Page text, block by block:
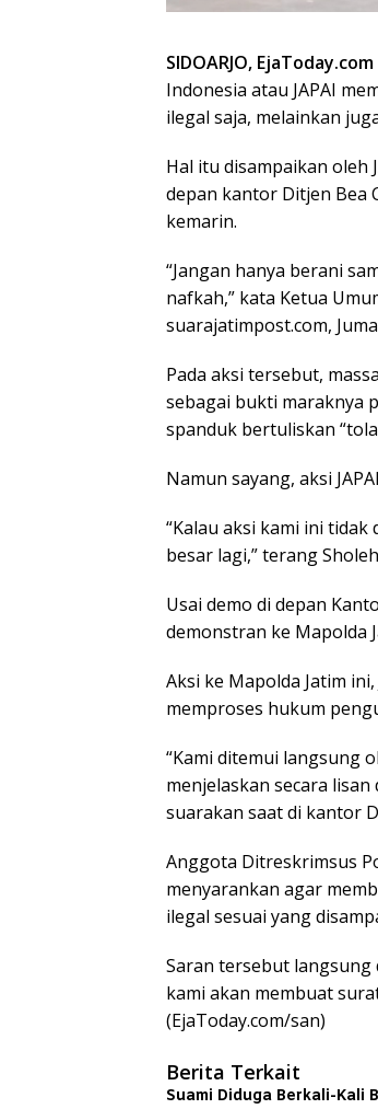
SIDOARJO, EjaToday.com
Indonesia atau JAPAI
ilegal saja, melainkan
Hal itu disampaikan oleh
depan kantor Ditjen Bea
kemarin.
“Jangan hanya berani
nafkah,” kata Ketua
suarajatimpost.com,
Pada aksi tersebut,
sebagai bukti maraknya
spanduk bertuliskan
Namun sayang, aksi
“Kalau aksi kami ini
besar lagi,” terang
Usai demo di depan
demonstran ke Mapolda
Aksi ke Mapolda Jatim
memproses hukum
“Kami ditemui langsung
menjelaskan secara
suarakan saat di kantor
Anggota Ditreskrimsus
menyarankan agar
ilegal sesuai yang
Saran tersebut langsung
kami akan membuat
(EjaToday.com/san)
Berita Terkait
Suami Diduga Berkali-Kali